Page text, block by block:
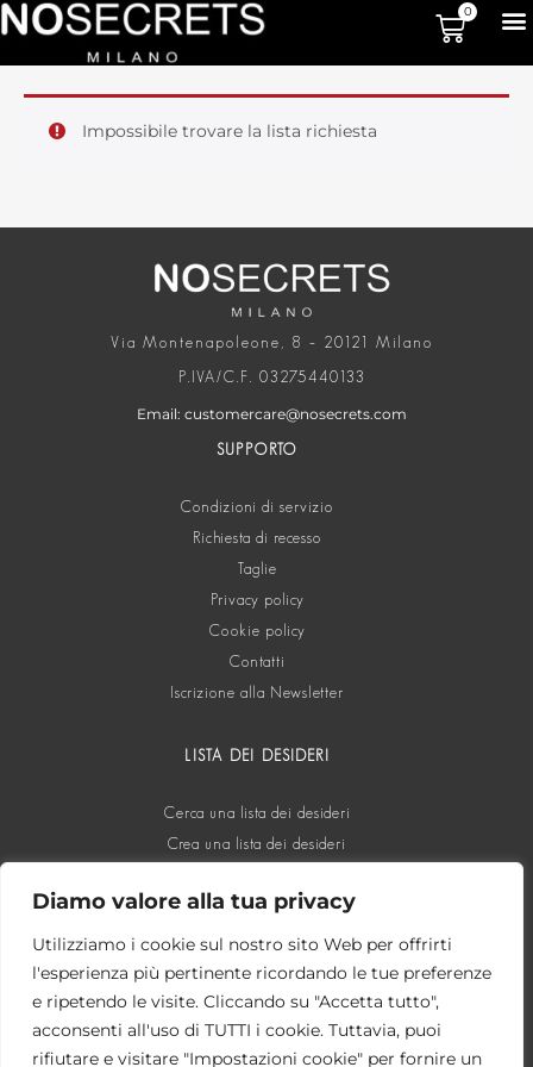
Diamo valore alla tua privacy
Utilizziamo i cookie sul nostro sito Web per offrirti
l'esperienza più pertinente ricordando le tue preferenze
e ripetendo le visite. Cliccando su "Accetta tutto",
acconsenti all'uso di TUTTI i cookie. Tuttavia, puoi
rifiutare e visitare "Impostazioni cookie" per fornire un
0
Impossibile trovare la lista richiesta
Via Montenapoleone, 8 – 20121 Milano
P.IVA/C.F. 03275440133
Email: customercare@nosecrets.com
SUPPORTO
Condizioni di servizio
Richiesta di recesso
Taglie
Privacy policy
Cookie policy
Contatti
Iscrizione alla Newsletter
LISTA DEI DESIDERI
Cerca una lista dei desideri
Crea una lista dei desideri
SOCIAL